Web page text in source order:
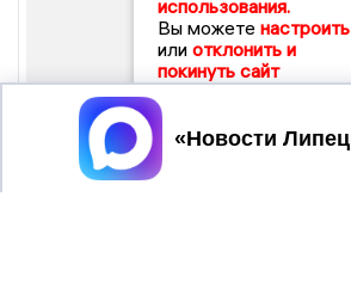
использования.
Вы можете настроить
или отклонить и
покинуть сайт
Принять